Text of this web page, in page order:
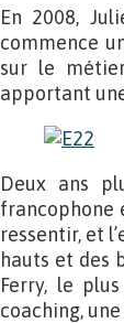
En 2008,
commence
sur le
apportant
Deux ans
francophone
ressentir, et
hauts et des
Ferry, le
coaching,